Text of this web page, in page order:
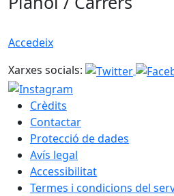
Accedeix
Xarxes socials:
Crèdits
Contactar
Protecció de dades
Avís legal
Accessibilitat
Termes i condicions del